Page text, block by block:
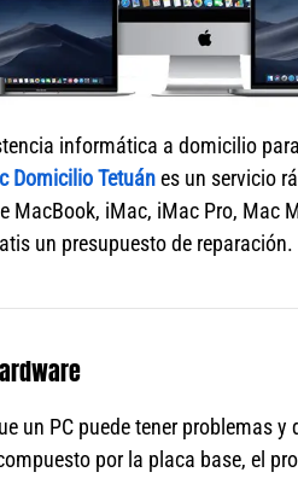
informática a domicilio
Domicilio Tetuánes un servicio
MacBook, iMac, iMac Pro, Mac
un presupuesto de reparación.
un PC puede tener problemas
por la placa base, el